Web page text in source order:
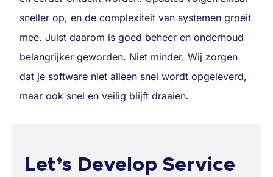
sneller op, en de complexiteit van systemen groeit
mee. Juist daarom is goed beheer en onderhoud
belangrijker geworden. Niet minder. Wij zorgen
dat je software niet alleen snel wordt opgeleverd,
maar ook snel en veilig blijft draaien.
Let’s Develop Service